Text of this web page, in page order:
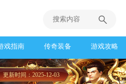
戏指南 传奇装备 游戏攻略
更新时间：2025-12-03